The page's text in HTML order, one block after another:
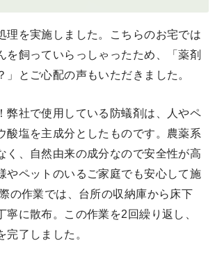
理を実施しました。こちらのお宅では
を飼っていらっしゃったため、「薬剤
」とご心配の声もいただきました。
弊社で使用している防蟻剤は、人やペ
酸塩を主成分としたものです。農薬系
く、自然由来の成分なので安全性が高
やペットのいるご家庭でも安心して施
の作業では、台所の収納庫から床下
寧に散布。この作業を2回繰り返し、
完了しました。